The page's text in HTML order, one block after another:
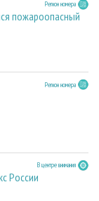
Регион номера
пожароопасный
Регион номера
В центре внимания
России